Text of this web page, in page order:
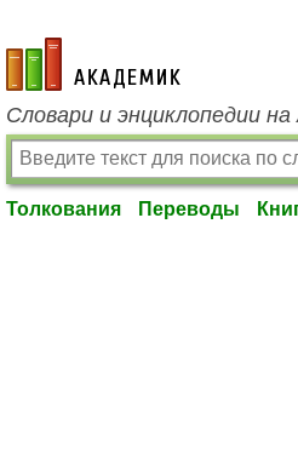
academic.ru
Словари и энциклопедии
Толкования Переводы